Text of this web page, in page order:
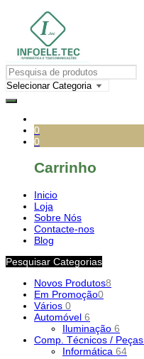
0
0
Carrinho
Inicio
Loja
Sobre Nós
Contacte-nos
Blog
Pesquisar Categorias
Novos Produtos8
Em Promoção0
Vários 0
Automóvel 6
Iluminação 6
Comp. Técnicos / Peças
Informática 64